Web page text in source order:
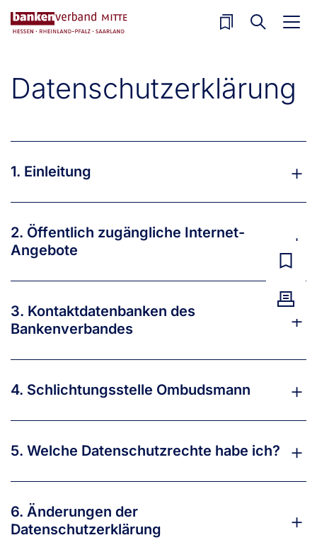
Direkt zum Inhalt
Datenschutzerklärung
1. Einleitung
2. Öffentlich zugängliche Internet-
Angebote
3. Kontaktdatenbanken des
Bankenverbandes
4. Schlichtungsstelle Ombudsmann
5. Welche Datenschutzrechte habe ich?
6. Änderungen der
Datenschutzerklärung